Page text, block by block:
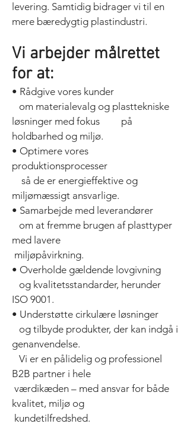
levering. Samtidig bidrager vi til en
mere bæredygtig plastindustri.
Vi arbejder målrettet
for at:
• Rådgive vores kunder
om materialevalg og plasttekniske
løsninger med fokus på
holdbarhed og miljø.
• Optimere vores
produktionsprocesser
så de er energieffektive og
miljømæssigt ansvarlige.
• Samarbejde med leverandører
om at fremme brugen af plasttyper
med lavere
miljøpåvirkning.
• Overholde gældende lovgivning
og kvalitetsstandarder, herunder
ISO 9001.
• Understøtte cirkulære løsninger
og tilbyde produkter, der kan indgå i
genanvendelse.
Vi er en pålidelig og professionel
B2B partner i hele
værdikæden – med ansvar for både
kvalitet, miljø og
kundetilfredshed.